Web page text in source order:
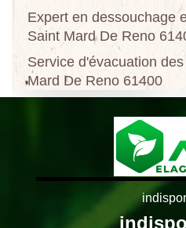
Expert en dessouchage
Saint Mard De Reno
Service d'évacuation
Mard De Reno 61400